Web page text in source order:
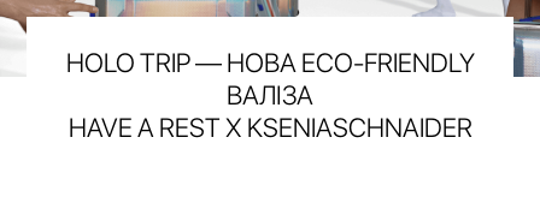
HOLO TRIP — НОВА ECO-FRIENDLY
ВАЛІЗА
HAVE A REST X KSENIASCHNAIDER